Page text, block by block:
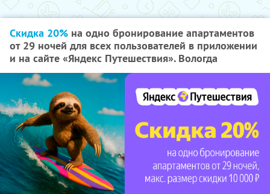
Скидка 20% на одно бронирование апартаментов
от 29 ночей для всех пользователей в приложении
и на сайте «Яндекс Путешествия». Вологда